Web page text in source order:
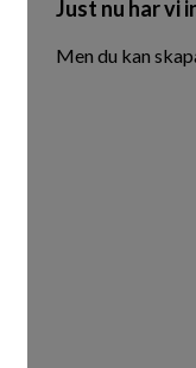
Just nu har vi
Men du kan